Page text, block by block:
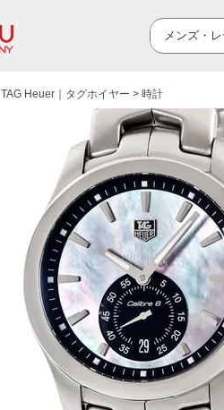
TAG Heuer｜タグホイヤー 時計